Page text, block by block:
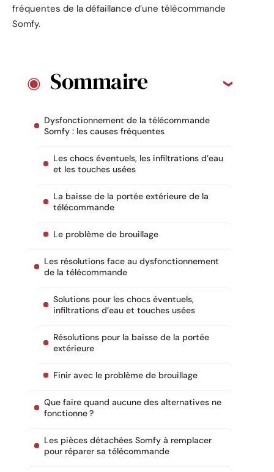
fréquentes de la défaillance d’une télécommande
Somfy.
Sommaire
Dysfonctionnement de la télécommande
Somfy : les causes fréquentes
Les chocs éventuels, les infiltrations d’eau
et les touches usées
La baisse de la portée extérieure de la
télécommande
Le problème de brouillage
Les résolutions face au dysfonctionnement
de la télécommande
Solutions pour les chocs éventuels,
infiltrations d’eau et touches usées
Résolutions pour la baisse de la portée
extérieure
Finir avec le problème de brouillage
Que faire quand aucune des alternatives ne
fonctionne ?
Les pièces détachées Somfy à remplacer
pour réparer sa télécommande